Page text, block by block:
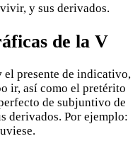
y sus derivados.
de la V
el presente de indicativo,
ir, así como el pretérito
de subjuntivo de
derivados. Por ejemplo: